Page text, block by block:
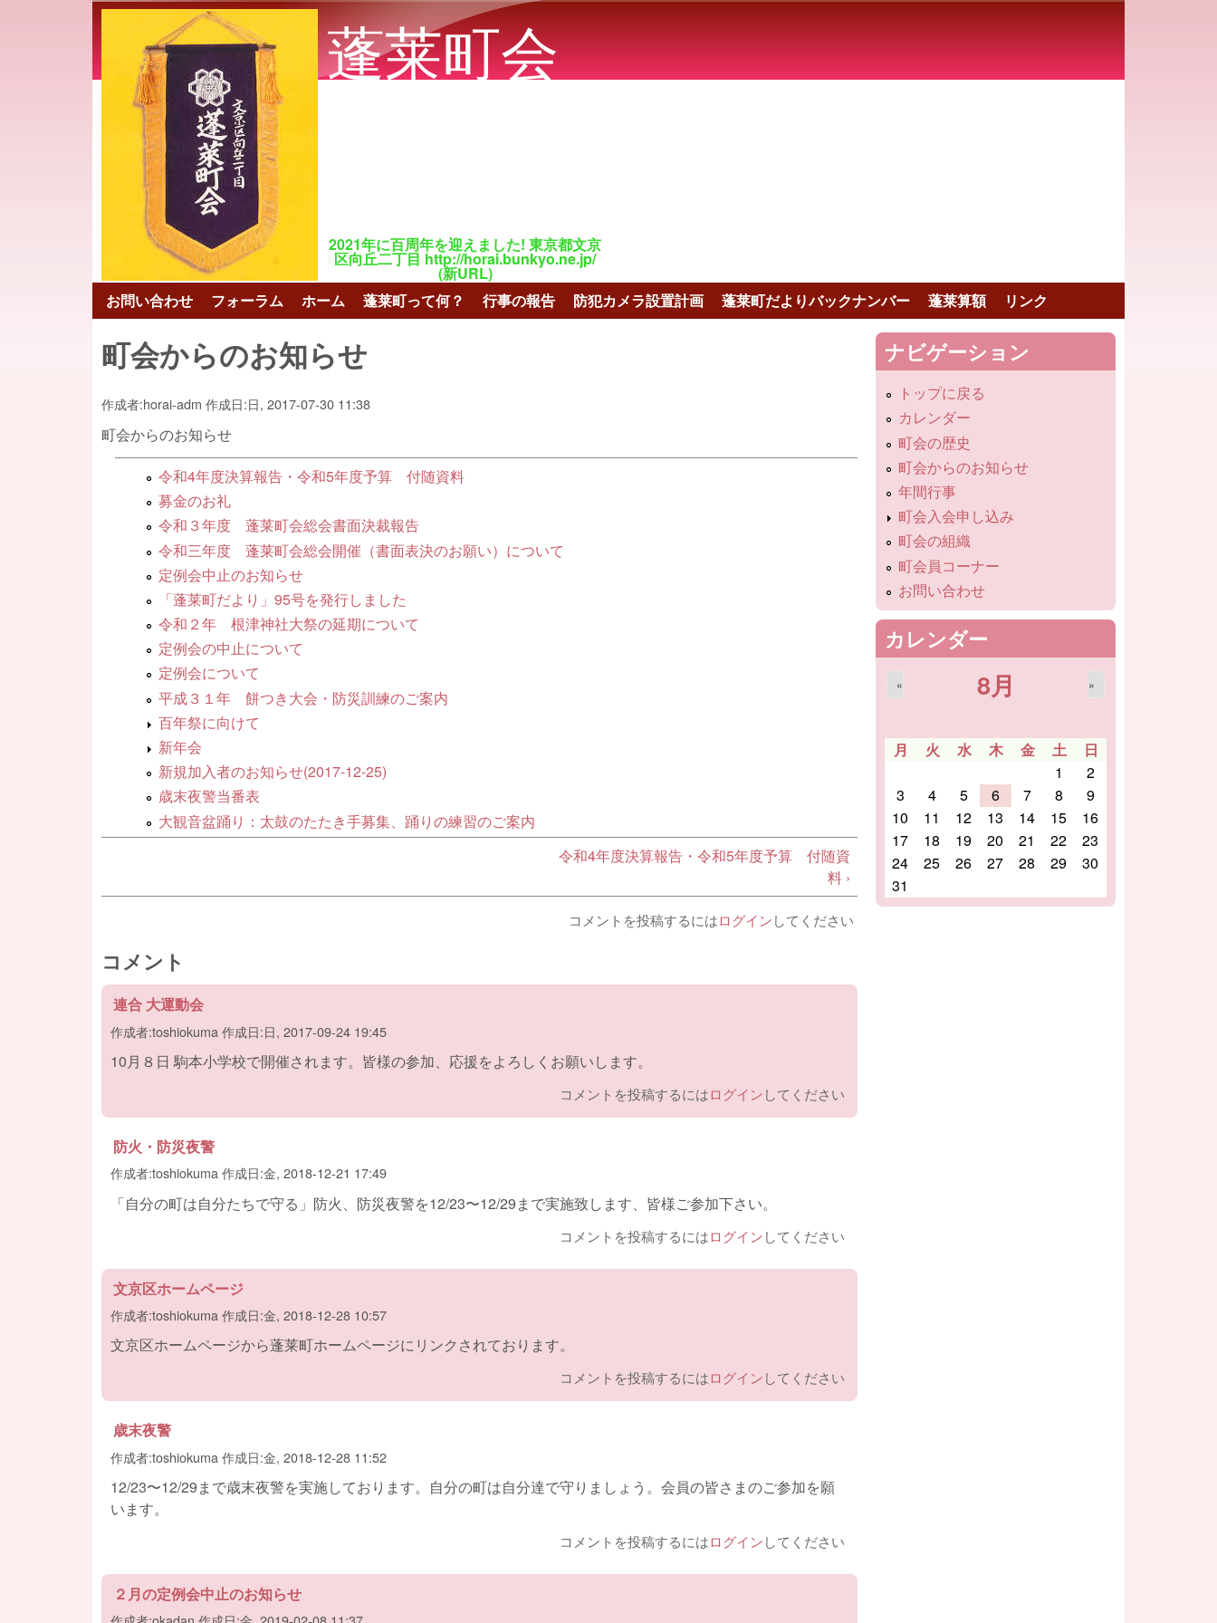
蓬莱町会
2021年に百周年を迎えました! 東京都文京
区向丘二丁目 http://horai.bunkyo.ne.jp/
(新URL)
メインメニュー
お問い合わせ フォーラム ホーム 蓬莱町って何？ 行事の報告 防犯カメラ設置計画 蓬莱町だよりバックナンバー 蓬莱算額 リンク
町会からのお知らせ
作成者:horai-adm 作成日:日, 2017-07-30 11:38
町会からのお知らせ
令和4年度決算報告・令和5年度予算 付随資料
募金のお礼
令和３年度 蓬莱町会総会書面決裁報告
令和三年度 蓬莱町会総会開催（書面表決のお願い）について
定例会中止のお知らせ
「蓬莱町だより」95号を発行しました
令和２年 根津神社大祭の延期について
定例会の中止について
定例会について
平成３１年 餅つき大会・防災訓練のご案内
百年祭に向けて
新年会
新規加入者のお知らせ(2017-12-25)
歳末夜警当番表
大観音盆踊り：太鼓のたたき手募集、踊りの練習のご案内
令和4年度決算報告・令和5年度予算 付随資
料 ›
コメントを投稿するにはログインしてください
コメント
連合 大運動会
作成者:toshiokuma 作成日:日, 2017-09-24 19:45
10月８日 駒本小学校で開催されます。皆様の参加、応援をよろしくお願いします。
コメントを投稿するにはログインしてください
防火・防災夜警
作成者:toshiokuma作成日:金, 2018-12-21 17:49
「自分の町は自分たちで守る」防火、防災夜警を12/23〜12/29まで実施致します、皆様ご参加下さい。
コメントを投稿するにはログインしてください
文京区ホームページ
作成者:toshiokuma 作成日:金, 2018-12-28 10:57
文京区ホームページから蓬莱町ホームページにリンクされております。
コメントを投稿するにはログインしてください
歳末夜警
作成者:toshiokuma 作成日:金, 2018-12-28 11:52
12/23〜12/29まで歳末夜警を実施しております。自分の町は自分達で守りましょう。会員の皆さまのご参加を願
います。
コメントを投稿するにはログインしてください
２月の定例会中止のお知らせ
ナビゲーション
トップに戻る
カレンダー
町会の歴史
町会からのお知らせ
年間行事
町会入会申し込み
町会の組織
町会員コーナー
お問い合わせ
カレンダー
8月
« »
月 火 水 木 金 土
日
1
2
3
4 5 6 7 8
9
10
11 12 13 14 15
16
17
18 19 20 21 22
23
24
25 26 27 28 29
30
31